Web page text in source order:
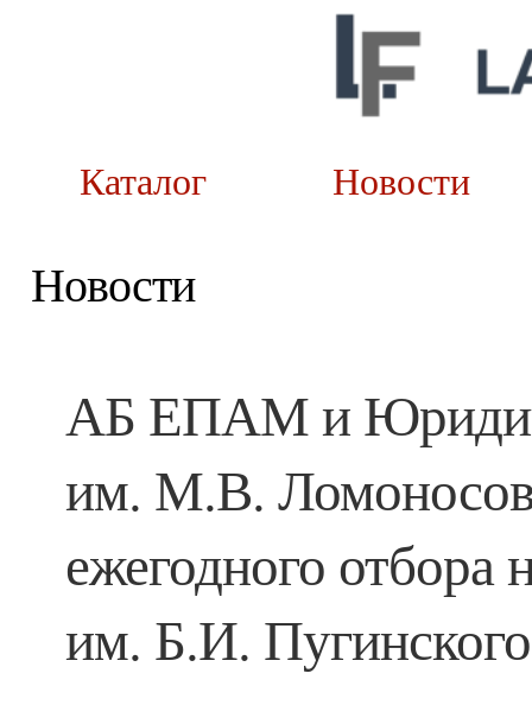
Каталог
Новости
АБ ЕПАМ и
им. М.В.
ежегодного отбора
им. Б.И. Пугинского